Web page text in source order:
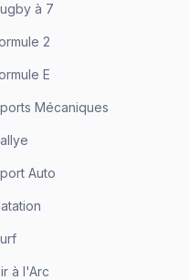
à 7
2
E
Mécaniques
Auto
à l'Arc